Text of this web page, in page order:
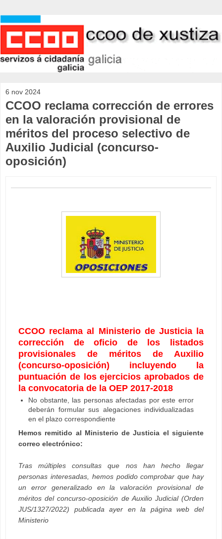
6 nov 2024
CCOO reclama corrección de errores
en la valoración provisional de
méritos del proceso selectivo de
Auxilio Judicial (concurso-
oposición)
CCOO reclama al Ministerio de Justicia la
corrección de oficio de los listados
provisionales de méritos de Auxilio
(concurso-oposición) incluyendo la
puntuación de los ejercicios aprobados de
la convocatoria de la OEP 2017-2018
No obstante, las personas afectadas por este error
deberán formular sus alegaciones individualizadas
en el plazo correspondiente
Hemos remitido al Ministerio de Justicia el siguiente
correo electrónico:
Tras múltiples consultas que nos han hecho llegar
personas interesadas, hemos podido comprobar que hay
un error generalizado en la valoración provisional de
méritos del concurso-oposición de Auxilio Judicial (Orden
JUS/1327/2022) publicada ayer en la página web del
Ministerio